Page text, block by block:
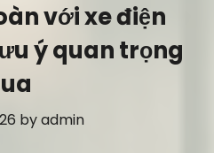
với xe điện
ý quan trọng
byadmin